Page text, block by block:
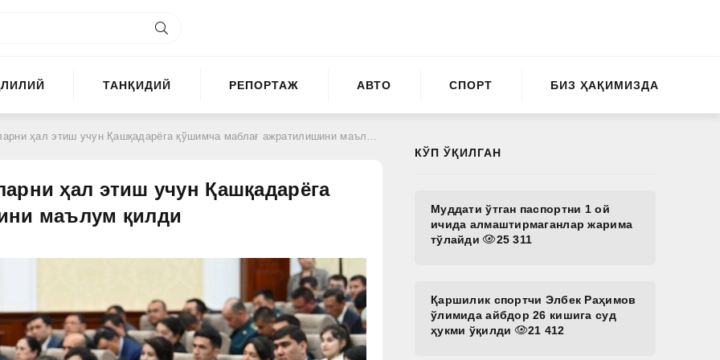
ТАНҚИДИЙ РЕПОРТАЖ АВТО СПОРТ БИЗ ҲАҚИМИЗДА
ҳал этиш учун Қашқадарёга қўшимча маблағ ажратилишини маълум қилди
ҳал этиш учун Қашқадарёга
маълум қилди
КЎП ЎҚИЛГАН
Муддати ўтган паспортни 1 ой
ичида алмаштирмаганлар жарима
тўлайди
25 311
Қаршилик спортчи Элбек Раҳимов
ўлимида айбдор 26 кишига суд
ҳукми ўқилди
21 412